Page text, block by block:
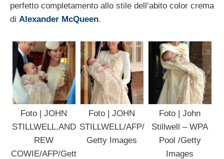
perfetto completamento allo stile dell’abito color crema
di Alexander McQueen.
Foto | JOHN
STILLWELL,AND
REW
COWIE/AFP/Gett
Foto | JOHN
STILLWELL/AFP/
Getty Images
Foto | John
Stillwell – WPA
Pool /Getty
Images